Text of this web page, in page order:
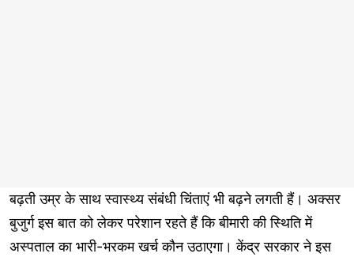
बढ़ती उम्र के साथ स्वास्थ्य संबंधी चिंताएं भी बढ़ने लगती हैं। अक्सर
बुजुर्ग इस बात को लेकर परेशान रहते हैं कि बीमारी की स्थिति में
अस्पताल का भारी-भरकम खर्च कौन उठाएगा। केंद्र सरकार ने इस